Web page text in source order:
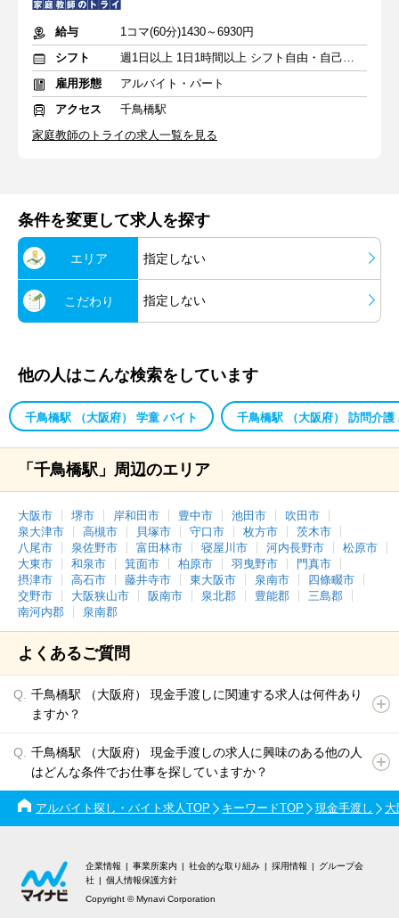
給与
1コマ(60分)1430～6930円
シフト
週1日以上 1日1時間以上 シフト自由・自己申告
雇用形態
アルバイト・パート
アクセス
千鳥橋駅
家庭教師のトライの求人一覧を見る
条件を変更して求人を探す
エリア 指定しない
こだわり 指定しない
他の人はこんな検索をしています
千鳥橋駅 （大阪府） 学童 バイト 千鳥橋駅 （大阪府） 訪問介護
「千鳥橋駅」周辺のエリア
大阪市 堺市 岸和田市 豊中市 池田市
吹田市
泉大津市
高槻市 貝塚市 守口市 枚方市
茨木市
八尾市
泉佐野市 富田林市 寝屋川市 河内長野市
松原市
大東市
和泉市 箕面市 柏原市 羽曳野市
門真市
摂津市
高石市 藤井寺市 東大阪市 泉南市
四條畷市
交野市
大阪狭山市 阪南市 泉北郡 豊能郡
三島郡
南河内郡
泉南郡
よくあるご質問
千鳥橋駅 （大阪府） 現金手渡しに関連する求人は何件あり
ますか？
千鳥橋駅 （大阪府） 現金手渡しの求人に興味のある他の人
はどんな条件でお仕事を探していますか？
アルバイト探し・バイト求人TOP キーワードTOP 現金手渡し
企業情報 事業所案内 社会的な取り組み 採用情報
グループ会
社
個人情報保護方針
Copyright © Mynavi Corporation